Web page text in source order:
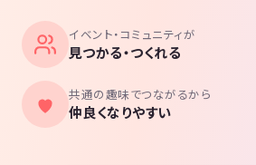
イベント・コミュニティが
見つかる・つくれる
共通の趣味でつながるから
仲良くなりやすい